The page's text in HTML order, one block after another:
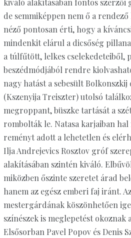
kiváló alakításában fontos szerzői
de semmiképpen nem ő a
néző pontosan érti, hogy a
mindenkit elárul a dicsőség
a túlfűtött, lelkes cselekedeteiből,
beszédmódjából rendre
nagy hatást a sebesült Bolkonszkij
(Kszenyija Treiszter) utolsó
megroppant, büszke tartását a
rombolták le. Natasa karjaiban
reményt adott a lehetetlen és
Ilja Andrejevics Rosztov gróf
alakításában szintén kiváló.
miközben őszinte szeretet árad
hanem az egész emberi faj iránt.
mestergárdának köszönhetően
színészek is meglepetést okoznak
Elsősorban Pavel Popov és Denis